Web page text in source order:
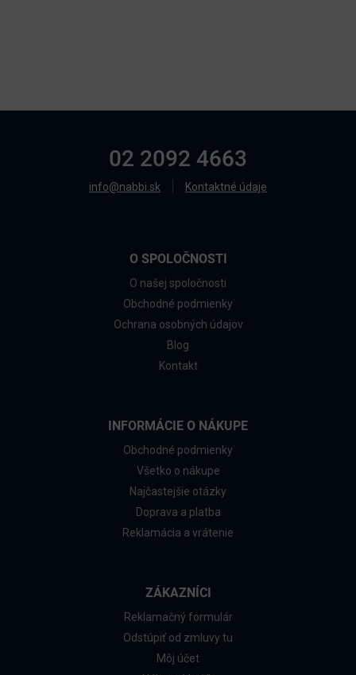
02 2092 4663
info@nabbi.sk Kontaktné údaje
O SPOLOČNOSTI
O našej spoločnosti
Obchodné podmienky
Ochrana osobných údajov
Blog
Kontakt
INFORMÁCIE O NÁKUPE
Obchodné podmienky
Všetko o nákupe
Najčastejšie otázky
Doprava a platba
Reklamácia a vrátenie
ZÁKAZNÍCI
Reklamačný formulár
Odstúpiť od zmluvy tu
Môj účet